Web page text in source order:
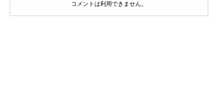
コメントは利用できません。